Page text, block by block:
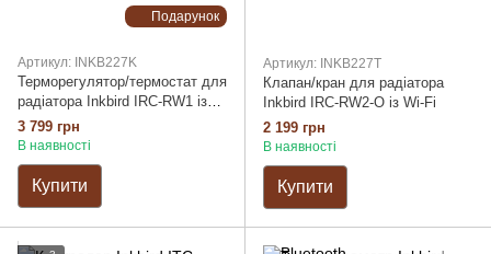
Подарунок
Артикул: INKB227K
Терморегулятор/термостат для
радіатора Inkbird IRC-RW1 із
Wi-Fi в комплекті із базовою
станцією
3 799 грн
В наявності
Купити
Артикул: INKB227T
Клапан/кран для радіатора
Inkbird IRC-RW2-O із Wi-Fi
2 199 грн
В наявності
Купити